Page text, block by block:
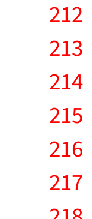
212
213
214
215
216
217